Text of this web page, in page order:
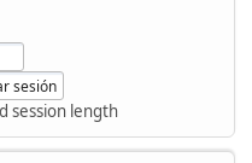
session length